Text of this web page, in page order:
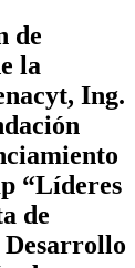
de
la
Ing.
“Líderes
de